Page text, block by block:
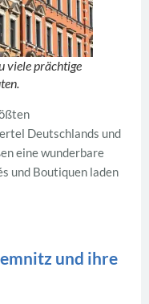
viele prächtige
Deutschlands und
eine wunderbare
und Boutiquen laden
und ihre